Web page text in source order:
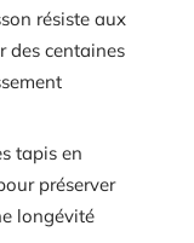
résiste aux
des centaines
tapis en
préserver
longévité